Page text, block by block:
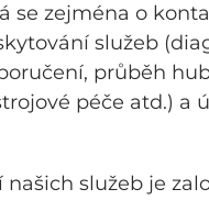
se zejména o
služeb
průběh
péče atd.)
našich služeb je